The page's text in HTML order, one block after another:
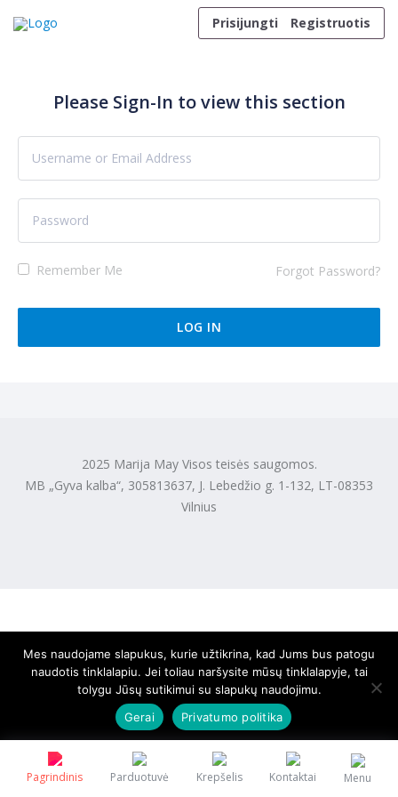
Prisijungti
Registruotis
Pagrindinis Parduotuvė Krepšelis Kontaktai Menu
Please Sign-In to view this section
Remember Me Forgot Password?
2025 Marija May Visos teisės saugomos.
MB „Gyva kalba“, 305813637, J. Lebedžio g. 1-132, LT-08353
Vilnius
Mes naudojame slapukus, kurie užtikrina, kad Jums bus patogu
naudotis tinklalapiu. Jei toliau naršysite mūsų tinklalapyje, tai
tolygu Jūsų sutikimui su slapukų naudojimu.
Gerai
Privatumo politika